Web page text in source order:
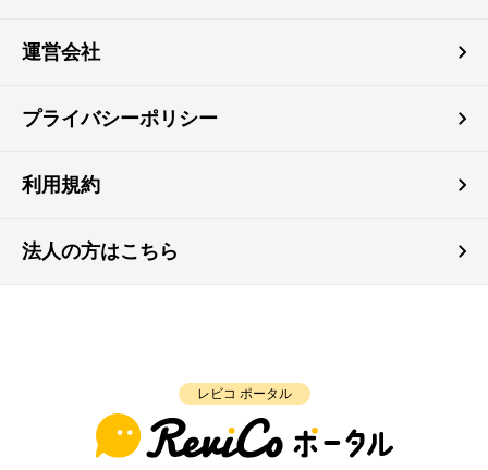
運営会社
プライバシーポリシー
利用規約
法人の方はこちら
レビコ ポータル